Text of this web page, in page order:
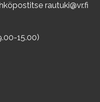
rautuki@vr.fi
15.00)